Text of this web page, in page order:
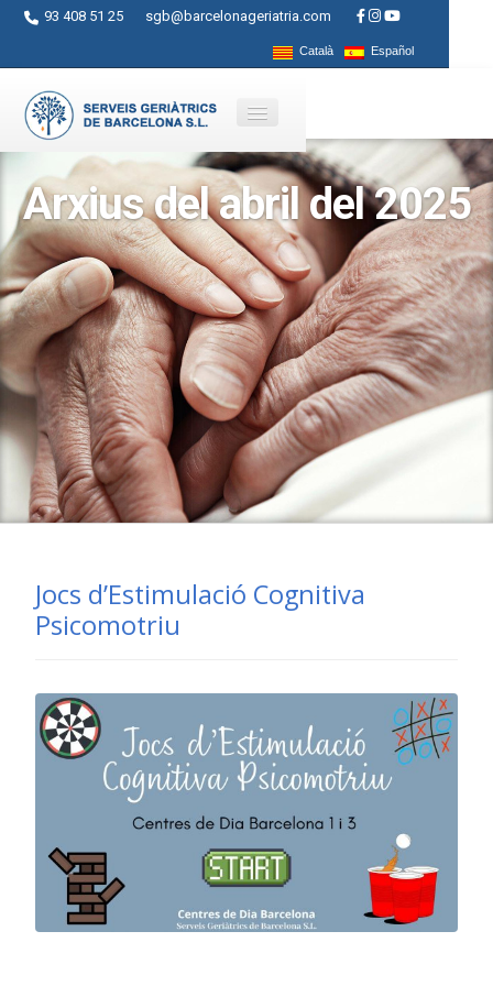
93 408 51 25 sgb@barcelonageriatria.com
Català Español
Qui som?
Serveis
Activitats
Centres
Ajuts
Contacte
Blog
Arxius del abril del 2025
Jocs d’Estimulació Cognitiva
Psicomotriu